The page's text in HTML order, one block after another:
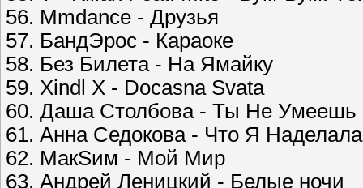
56. Mmdance - Друзья
57. БандЭрос - Караоке
58. Без Билета - На Ямайку
59. Xindl X - Docasna Svata
60. Даша Столбова - Ты Не Умеешь
61. Анна Седокова - Что Я Наделала
62. МакSим - Мой Мир
63. Андрей Леницкий - Белые ночи